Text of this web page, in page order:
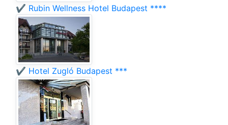
✔️ Rubin Wellness Hotel Budapest ****
✔️ Hotel Zugló Budapest ***